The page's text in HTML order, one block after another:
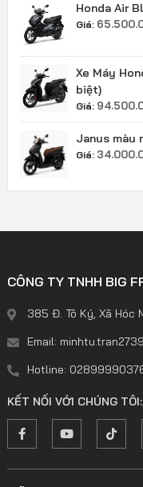
Honda Air
Giá:
Xe Máy
biệt)
Giá:
Janus màu
Giá:
CÔNG TY TNHH BIG
385 Đ. Tô Ký, Xã Hóc
Email:
Hotline:
KẾT NỐI VỚI CHÚNG TÔI: